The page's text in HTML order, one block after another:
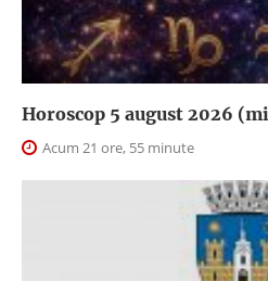
Horoscop 5 august 2026
Acum 21 ore, 55 minute